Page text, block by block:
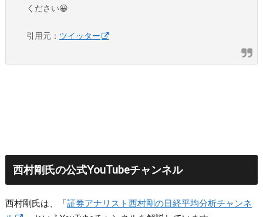
ください😀
引用元： ツイッター
西村剛氏の公式YouTubeチャンネル
西村剛氏は、「証券アナリスト西村剛の日経平均分析チャンネ